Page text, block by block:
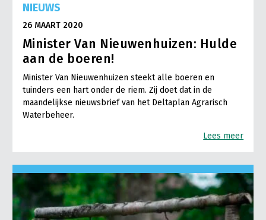
NIEUWS
26 MAART 2020
Minister Van Nieuwenhuizen: Hulde
aan de boeren!
Minister Van Nieuwenhuizen steekt alle boeren en
tuinders een hart onder de riem. Zij doet dat in de
maandelijkse nieuwsbrief van het Deltaplan Agrarisch
Waterbeheer.
Lees meer